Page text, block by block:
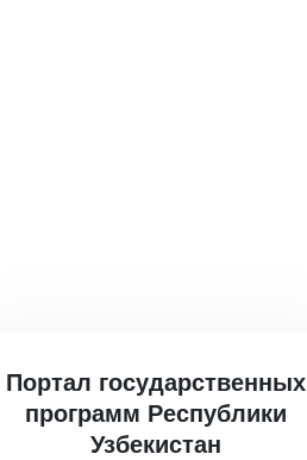
Портал государственных
программ Республики
Узбекистан